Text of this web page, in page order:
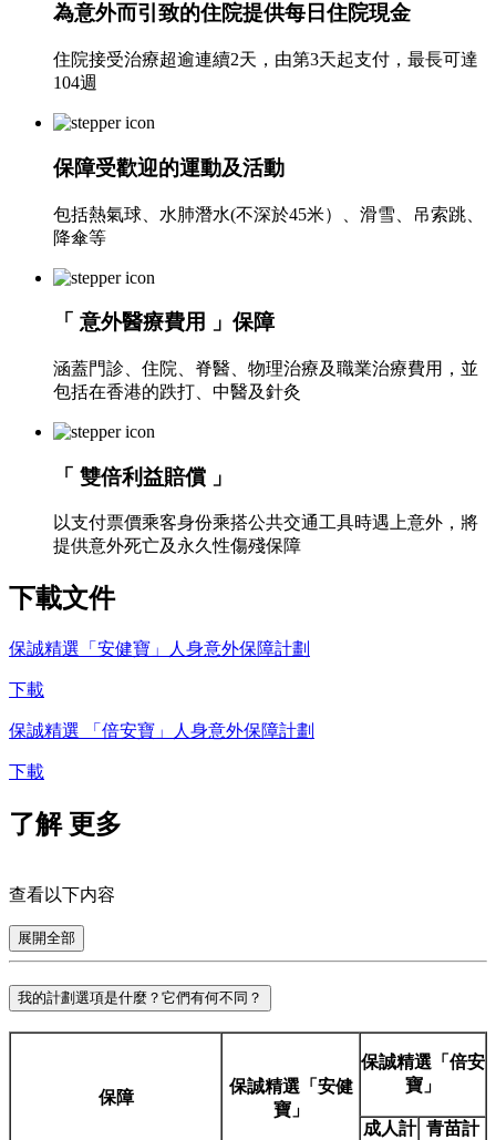
為意外而引致的住院提供每日住院現金
住院接受治療超逾連續2天，由第3天起支付，最長可達
104週
保障受歡迎的運動及活動
包括熱氣球、水肺潛水(不深於45米）、滑雪、吊索跳、
降傘等
「 意外醫療費用 」保障
涵蓋門診、住院、脊醫、物理治療及職業治療費用，並
包括在香港的跌打、中醫及針灸
「 雙倍利益賠償 」
以支付票價乘客身份乘搭公共交通工具時遇上意外，將
提供意外死亡及永久性傷殘保障
下載文件
保誠精選「安健寶」人身意外保障計劃
下載
保誠精選 「倍安寶」人身意外保障計劃
下載
了解 更多
查看以下内容
展開全部
我的計劃選項是什麼？它們有何不同？
保障
保誠精選「安健
寶」
保誠精選「倍安
寶」
成人計 青苗計